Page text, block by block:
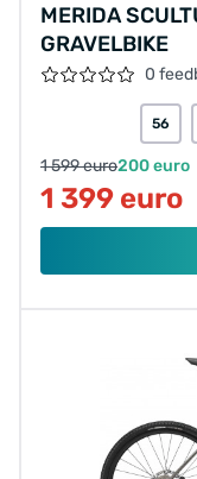
MERIDA
GRAVELBIKE
0
56
1 599 euro200 euro
1 399 euro